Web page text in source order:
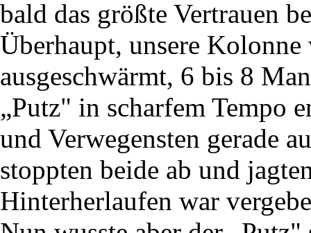
bald das größte Vertrauen
Überhaupt, unsere Kolonne
ausgeschwärmt, 6 bis 8
„Putz" in scharfem Tempo
und Verwegensten gerade
stoppten beide ab und
Hinterherlaufen war